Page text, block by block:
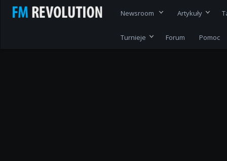
Newsroom Artykuły
Turnieje Forum Pomoc